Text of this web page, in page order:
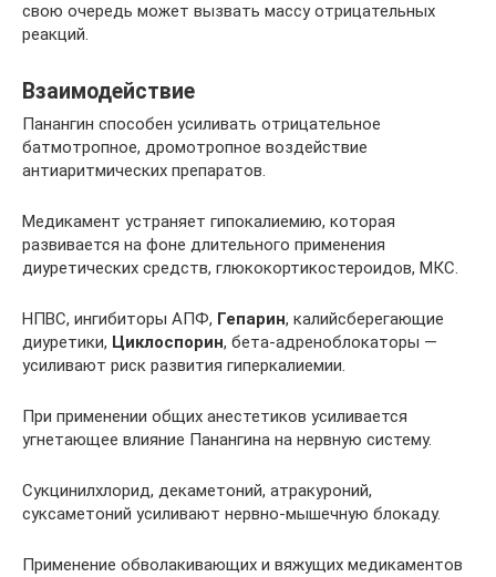
свою очередь может вызвать массу отрицательных
реакций.
Взаимодействие
Панангин способен усиливать отрицательное
батмотропное, дромотропное воздействие
антиаритмических препаратов.
Медикамент устраняет гипокалиемию, которая
развивается на фоне длительного применения
диуретических средств, глюкокортикостероидов, МКС.
НПВС, ингибиторы АПФ, Гепарин, калийсберегающие
диуретики, Циклоспорин, бета-адреноблокаторы —
усиливают риск развития гиперкалиемии.
При применении общих анестетиков усиливается
угнетающее влияние Панангина на нервную систему.
Сукцинилхлорид, декаметоний, атракуроний,
суксаметоний усиливают нервно-мышечную блокаду.
Применение обволакивающих и вяжущих медикаментов